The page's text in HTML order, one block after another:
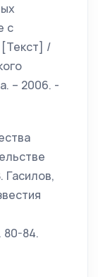
с
[Текст] /
– 2006. -
80-84.